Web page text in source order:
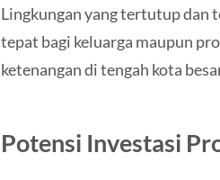
Lingkungan yang tertutup dan
tepat bagi keluarga maupun
ketenangan di tengah kota
Potensi Investasi